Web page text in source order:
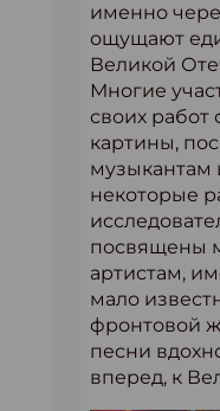
именно
ощущают
Великой
Многие
своих работ
картины,
музыкантам
некоторые
посвящены
артистам,
мало
фронтовой
песни
вперед, к